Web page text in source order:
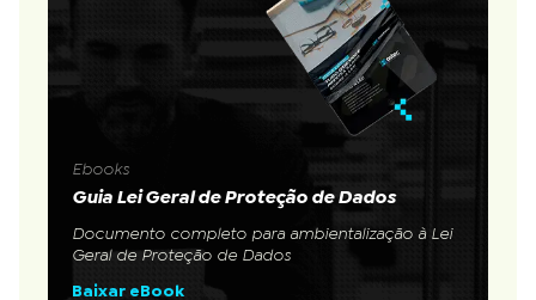
Ebooks
Guia Lei Geral de Proteção de Dados
Documento completo para ambientalização à Lei
Geral de Proteção de Dados
Baixar eBook